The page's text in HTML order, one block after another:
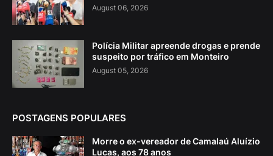
August 06, 2026
Polícia Militar apreende drogas e prende
suspeito por tráfico em Monteiro
August 05, 2026
POSTAGENS POPULARES
Morre o ex-vereador de Camalaú Aluízio
Lucas, aos 78 anos